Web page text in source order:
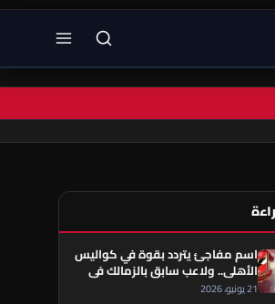
اسم مفاجئ يتردد بقوة في كواليس
الأهلي.. ولاعب سابق بالزمالك في
قلب الحكاية!
21 يونيو، 2026